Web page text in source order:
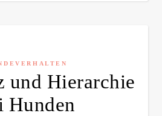
und Hierarchie
Hunden